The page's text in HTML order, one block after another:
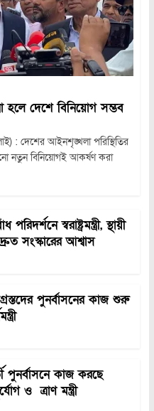
হলে দেশে বিনিয়োগ সম্ভব
: দেশের আইনশৃঙ্খলা পরিস্থিতির
নতুন বিনিয়োগই আকর্ষণ করা
পরিদর্শনে স্বরাষ্ট্রমন্ত্রী, স্থায়ী
সংস্কারের আশ্বাস
পুনর্বাসনের কাজ শুরু
পুনর্বাসনে কাজ করছে
ও ত্রাণ মন্ত্রী